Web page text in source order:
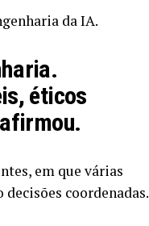
da IA.
éticos
em que várias
coordenadas.